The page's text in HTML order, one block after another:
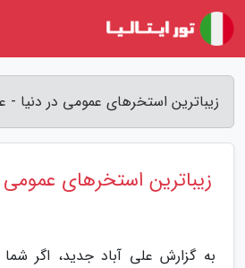
زیباترین استخرهای عمومی در دنیا -
زیباترین استخرهای عمومی
به گزارش علی آباد جدید، اگر